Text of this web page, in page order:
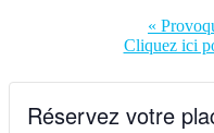
«
Cliquez ici
Réservez votre